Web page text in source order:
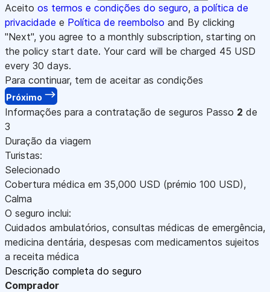
Aceito os termos e condições do seguro, a política de
privacidade e Política de reembolso and By clicking
"Next", you agree to a monthly subscription, starting on
the policy start date. Your card will be charged 45 USD
every 30 days.
Para continuar, tem de aceitar as condições
Próximo
Informações para a contratação de seguros Passo 2 de
3
Duração da viagem
Turistas:
Selecionado
Cobertura médica em 35,000 USD (prémio 100 USD),
Calma
O seguro inclui:
Cuidados ambulatórios, consultas médicas de emergência,
medicina dentária, despesas com medicamentos sujeitos
a receita médica
Descrição completa do seguro
Comprador